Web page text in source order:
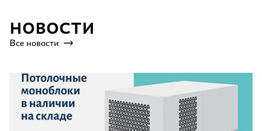
НОВОСТИ
Все новости